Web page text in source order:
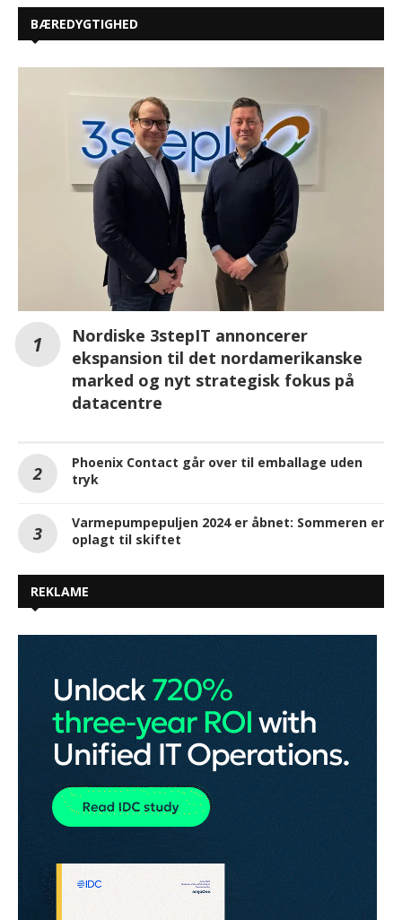
BÆREDYGTIGHED
Nordiske 3stepIT annoncerer
ekspansion til det nordamerikanske
marked og nyt strategisk fokus på
datacentre
Phoenix Contact går over til emballage uden
tryk
Varmepumpepuljen 2024 er åbnet: Sommeren er
oplagt til skiftet
REKLAME